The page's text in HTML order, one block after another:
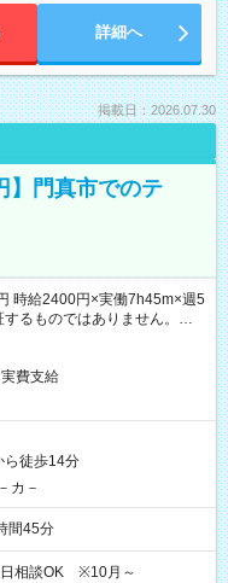
詳細へ
掲載日：2026.07.30
】門真市でのテ
時給2400円×実働7h45m×週5
るものではありません。※給
件有）
費支給
ら徒歩14分
カ－
間45分
相談OK ※10月～